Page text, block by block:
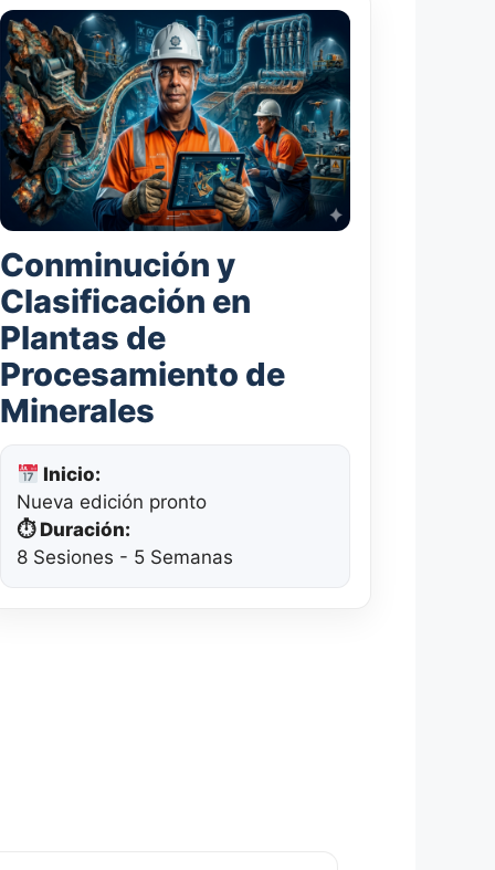
Conminución y
Clasificación en
Plantas de
Procesamiento de
Minerales
Inicio:
Nueva edición pronto
⏱ Duración:
8 Sesiones - 5 Semanas